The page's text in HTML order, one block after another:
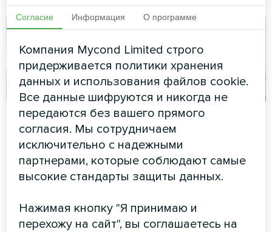
Апартаменты
Художественное
вентиляторного доводчика
серии Silent
Производственный
вентиляционными
установками
Mycond с
энергии MVC700-A
Согласие Информация О программе
Компания Mycond Limited строго
придерживается политики хранения
данных и использования файлов cookie.
Все данные шифруются и никогда не
передаются без вашего прямого
согласия. Мы сотрудничаем
исключительно с надежными
партнерами, которые соблюдают самые
высокие стандарты защиты данных.
Нажимая кнопку "Я принимаю и
перехожу на сайт", вы соглашаетесь на